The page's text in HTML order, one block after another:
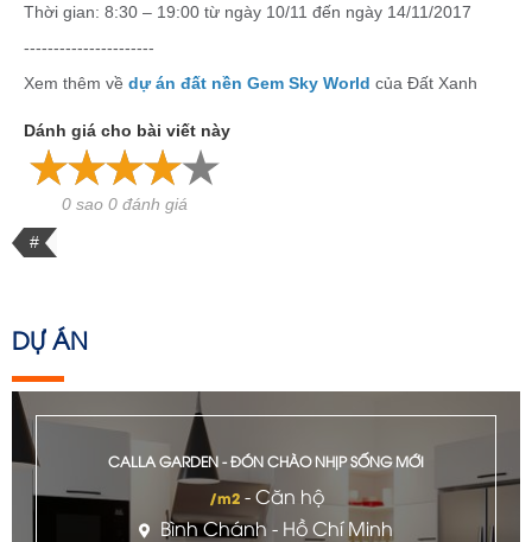
Thời gian: 8:30 – 19:00 từ ngày 10/11 đến ngày 14/11/2017
----------------------
Xem thêm về dự án đất nền Gem Sky World của Đất Xanh
Dánh giá cho bài viết này
0 sao 0 đánh giá
#
DỰ ÁN
CALLA GARDEN - ĐÓN CHÀO NHỊP SỐNG MỚI
/m2- Căn hộ
Bình Chánh - Hồ Chí Minh